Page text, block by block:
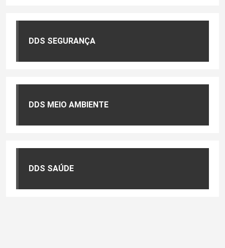
DDS SEGURANÇA
DDS MEIO AMBIENTE
DDS SAÚDE